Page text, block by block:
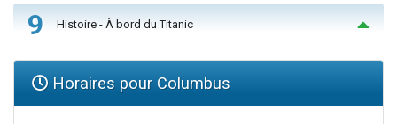
9 Histoire - À bord du Titanic
Horaires pour Columbus